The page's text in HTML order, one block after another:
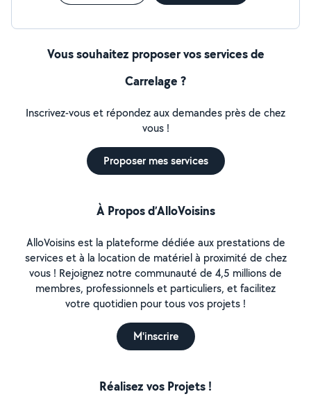
Vous souhaitez proposer vos services de
Carrelage ?
Inscrivez-vous et répondez aux demandes près de chez
vous !
Proposer mes services
À Propos d’AlloVoisins
AlloVoisins est la plateforme dédiée aux prestations de
services et à la location de matériel à proximité de chez
vous ! Rejoignez notre communauté de 4,5 millions de
membres, professionnels et particuliers, et facilitez
votre quotidien pour tous vos projets !
M'inscrire
Réalisez vos Projets !